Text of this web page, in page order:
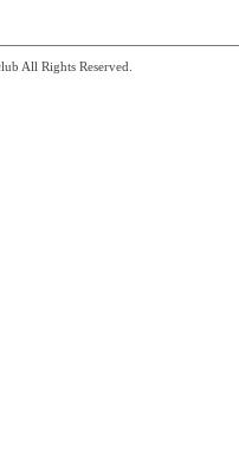
All Rights Reserved.